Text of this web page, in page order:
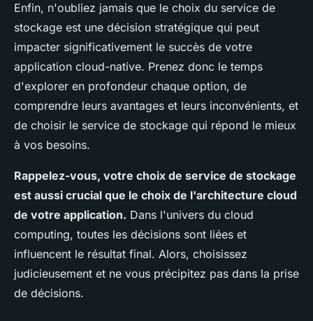
Enfin, n'oubliez jamais que le choix du service de
stockage est une décision stratégique qui peut
impacter significativement le succès de votre
application cloud-native. Prenez donc le temps
d'explorer en profondeur chaque option, de
comprendre leurs avantages et leurs inconvénients, et
de choisir le service de stockage qui répond le mieux
à vos besoins.
Rappelez-vous, votre choix de service de stockage
est aussi crucial que le choix de l'architecture cloud
de votre application. Dans l'univers du cloud
computing, toutes les décisions sont liées et
influencent le résultat final. Alors, choisissez
judicieusement et ne vous précipitez pas dans la prise
de décisions.